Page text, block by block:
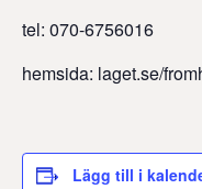
tel: 070-6756016
hemsida: laget.se/
Lägg till i